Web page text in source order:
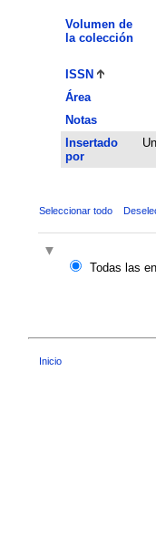
Volumen de
la colección
ISSN
Área
Notas
Insertado
por
Seleccionar todo
Todas las
Inicio